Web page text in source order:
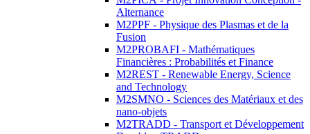
Alternance
M2PPF - Physique des Plasmas et de la
Fusion
M2PROBAFI - Mathématiques
Financières : Probabilités et Finance
M2REST - Renewable Energy, Science
and Technology
M2SMNO - Sciences des Matériaux et des
nano-objets
M2TRADD - Transport et Développement